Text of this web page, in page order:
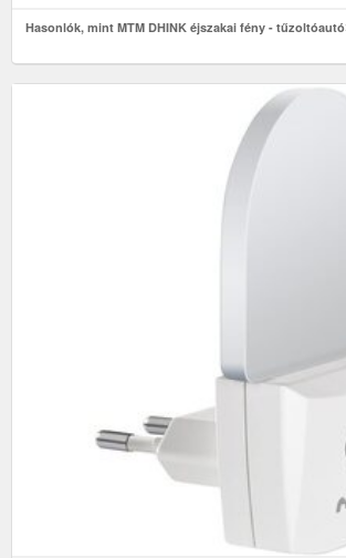
Hasonlók, mint MTM DHINK éjszakai fény - tűzoltóautó